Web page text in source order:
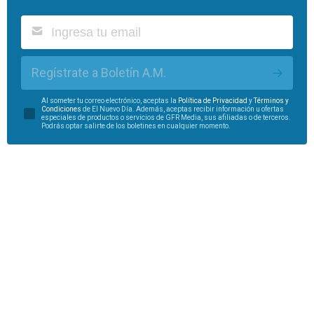
Regístrate a Boletín A.M.
Al someter tu correo electrónico, aceptas la Política de Privacidad yTérminos y
Condiciones de El Nuevo Día. Además, aceptas recibir información u ofertas
especiales de productos o servicios de GFR Media, sus afiliadas o de terceros.
Podrás optar salirte de los boletines en cualquier momento.